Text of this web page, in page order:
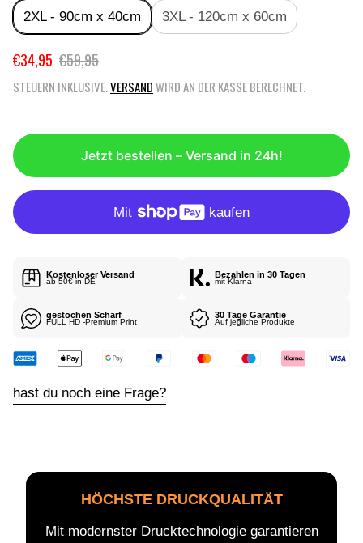
2XL - 90cm x 40cm
3XL - 120cm x 60cm
V
R
U
F
S
P
R
E
€34,95 R
G
E
R
S
€59,95
STEUERN INKLUSIVE. VERSANDWIRD AN DER KASSE BERECHNET.
Jetzt bestellen – Versand in 24h!
Kostenloser Versand
ab 50€ in DE
Bezahlen in 30 Tagen
mit Klarna
gestochen Scharf
FULL HD -Premium Print
30 Tage Garantie
Auf jegliche Produkte
hast du noch eine Frage?
HÖCHSTE DRUCKQUALITÄT
Mit modernster Drucktechnologie garantieren